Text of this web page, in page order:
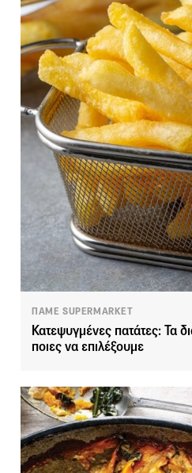
ΠΑΜΕ SUPERMARKET
Κατεψυγμένες πατάτες: Τα
ποιες να επιλέξουμε